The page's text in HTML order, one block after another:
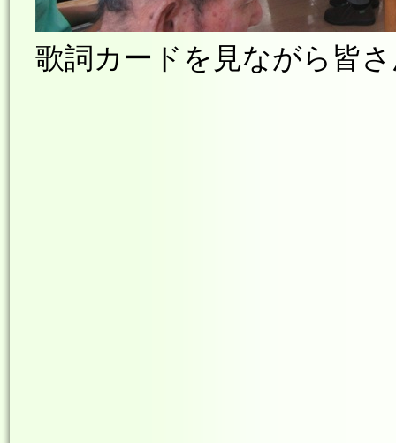
歌詞カードを見ながら皆